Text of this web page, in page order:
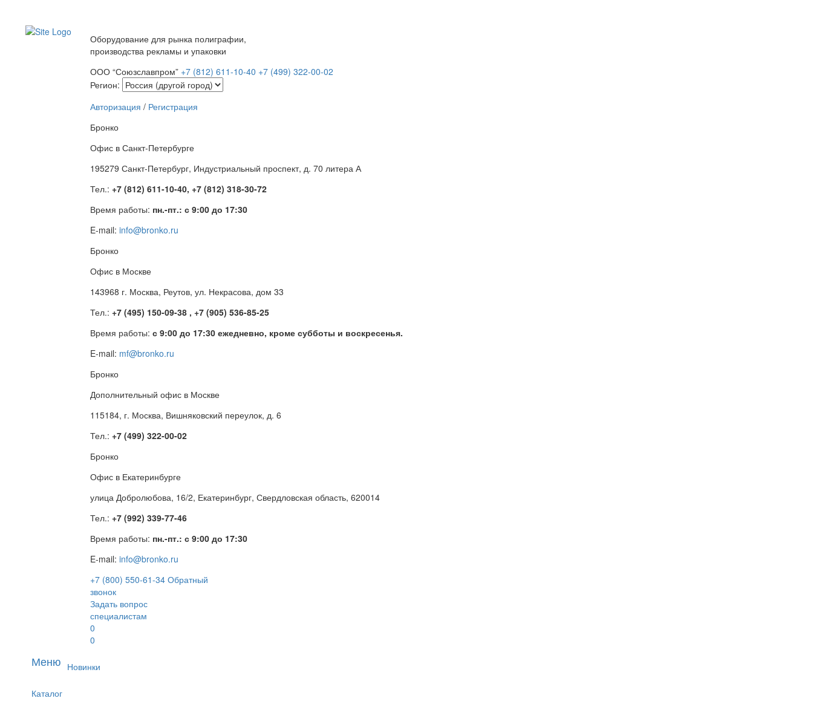
Оборудование для рынка полиграфии,
производства рекламы и упаковки
ООО “Союзславпром” +7 (812) 611-10-40 +7 (499) 322-00-02
Регион:
Авторизация / Регистрация
Бронко
Офис в Санкт-Петербурге
195279 Санкт-Петербург, Индустриальный проспект, д. 70 литера А
Тел.: +7 (812) 611-10-40, +7 (812) 318-30-72
Время работы: пн.-пт.: с 9:00 до 17:30
E-mail: info@bronko.ru
Бронко
Офис в Москве
143968 г. Москва, Реутов, ул. Некрасова, дом 33
Тел.: +7 (495) 150-09-38 , +7 (905) 536-85-25
Время работы: с 9:00 до 17:30 ежедневно, кроме субботы и воскресенья.
E-mail: mf@bronko.ru
Бронко
Дополнительный офис в Москве
115184, г. Москва, Вишняковский переулок, д. 6
Тел.: +7 (499) 322-00-02
Бронко
Офис в Екатеринбурге
улица Добролюбова, 16/2, Екатеринбург, Свердловская область, 620014
Тел.: +7 (992) 339-77-46
Время работы: пн.-пт.: с 9:00 до 17:30
E-mail: info@bronko.ru
+7 (800) 550-61-34 Обратный
звонок
Задать вопрос
специалистам
0
0
Меню Новинки
Каталог